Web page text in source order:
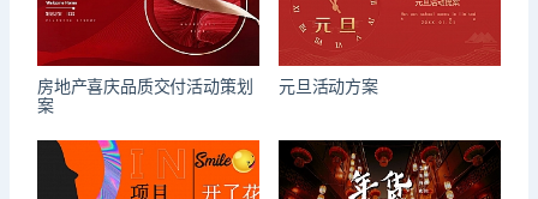
房地产喜庆品质交付活动策划
案
元旦活动方案